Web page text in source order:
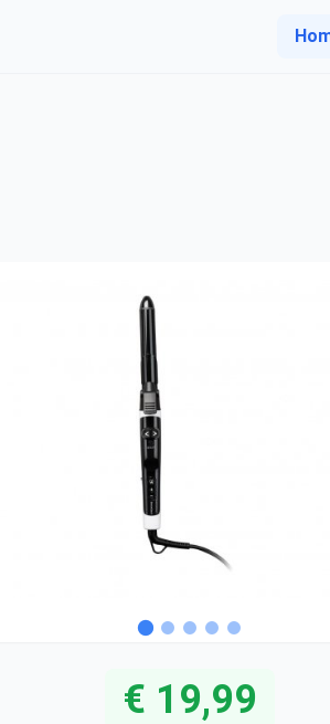
€ 19,99